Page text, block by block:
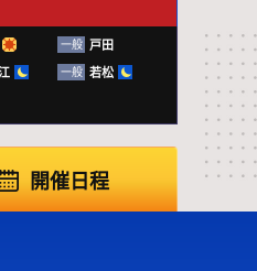
一般 戸田
一般 若松
開催日程